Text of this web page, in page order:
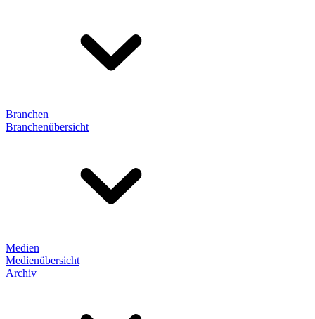
Branchen
Branchenübersicht
Medien
Medienübersicht
Archiv